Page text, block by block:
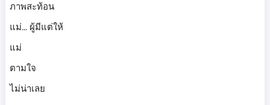
ภาพสะท้อน
แม่... ผู้มีแต่ให้
แม่
ตามใจ
ไม่น่าเลย